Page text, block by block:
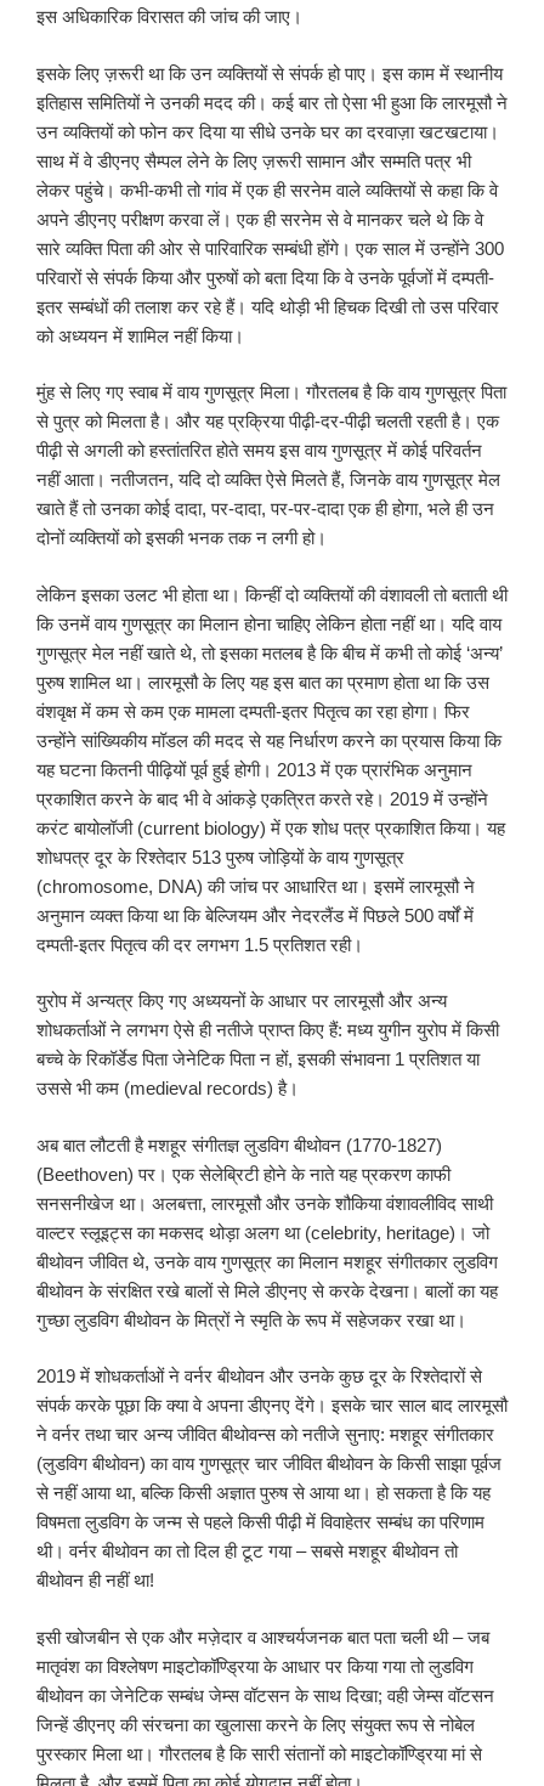
इस अधिकारिक विरासत की जांच की जाए।
इसके लिए ज़रूरी था कि उन व्यक्तियों से संपर्क हो पाए। इस काम में स्थानीय
इतिहास समितियों ने उनकी मदद की। कई बार तो ऐसा भी हुआ कि लारमूसौ ने
उन व्यक्तियों को फोन कर दिया या सीधे उनके घर का दरवाज़ा खटखटाया।
साथ में वे डीएनए सैम्पल लेने के लिए ज़रूरी सामान और सम्मति पत्र भी
लेकर पहुंचे। कभी-कभी तो गांव में एक ही सरनेम वाले व्यक्तियों से कहा कि वे
अपने डीएनए परीक्षण करवा लें। एक ही सरनेम से वे मानकर चले थे कि वे
सारे व्यक्ति पिता की ओर से पारिवारिक सम्बंधी होंगे। एक साल में उन्होंने 300
परिवारों से संपर्क किया और पुरुषों को बता दिया कि वे उनके पूर्वजों में दम्पती-
इतर सम्बंधों की तलाश कर रहे हैं। यदि थोड़ी भी हिचक दिखी तो उस परिवार
को अध्ययन में शामिल नहीं किया।
मुंह से लिए गए स्वाब में वाय गुणसूत्र मिला। गौरतलब है कि वाय गुणसूत्र पिता
से पुत्र को मिलता है। और यह प्रक्रिया पीढ़ी-दर-पीढ़ी चलती रहती है। एक
पीढ़ी से अगली को हस्तांतरित होते समय इस वाय गुणसूत्र में कोई परिवर्तन
नहीं आता। नतीजतन, यदि दो व्यक्ति ऐसे मिलते हैं, जिनके वाय गुणसूत्र मेल
खाते हैं तो उनका कोई दादा, पर-दादा, पर-पर-दादा एक ही होगा, भले ही उन
दोनों व्यक्तियों को इसकी भनक तक न लगी हो।
लेकिन इसका उलट भी होता था। किन्हीं दो व्यक्तियों की वंशावली तो बताती थी
कि उनमें वाय गुणसूत्र का मिलान होना चाहिए लेकिन होता नहीं था। यदि वाय
गुणसूत्र मेल नहीं खाते थे, तो इसका मतलब है कि बीच में कभी तो कोई ‘अन्य’
पुरुष शामिल था। लारमूसौ के लिए यह इस बात का प्रमाण होता था कि उस
वंशवृक्ष में कम से कम एक मामला दम्पती-इतर पितृत्व का रहा होगा। फिर
उन्होंने सांख्यिकीय मॉडल की मदद से यह निर्धारण करने का प्रयास किया कि
यह घटना कितनी पीढ़ियों पूर्व हुई होगी। 2013 में एक प्रारंभिक अनुमान
प्रकाशित करने के बाद भी वे आंकड़े एकत्रित करते रहे। 2019 में उन्होंने
करंट बायोलॉजी (current biology) में एक शोध पत्र प्रकाशित किया। यह
शोधपत्र दूर के रिश्तेदार 513 पुरुष जोड़ियों के वाय गुणसूत्र
(chromosome, DNA) की जांच पर आधारित था। इसमें लारमूसौ ने
अनुमान व्यक्त किया था कि बेल्जियम और नेदरलैंड में पिछले 500 वर्षों में
दम्पती-इतर पितृत्व की दर लगभग 1.5 प्रतिशत रही।
युरोप में अन्यत्र किए गए अध्ययनों के आधार पर लारमूसौ और अन्य
शोधकर्ताओं ने लगभग ऐसे ही नतीजे प्राप्त किए हैं: मध्य युगीन युरोप में किसी
बच्चे के रिकॉर्डेड पिता जेनेटिक पिता न हों, इसकी संभावना 1 प्रतिशत या
उससे भी कम (medieval records) है।
अब बात लौटती है मशहूर संगीतज्ञ लुडविग बीथोवन (1770-1827)
(Beethoven) पर। एक सेलेब्रिटी होने के नाते यह प्रकरण काफी
सनसनीखेज था। अलबत्ता, लारमूसौ और उनके शौकिया वंशावलीविद साथी
वाल्टर स्लूइट्स का मकसद थोड़ा अलग था (celebrity, heritage)। जो
बीथोवन जीवित थे, उनके वाय गुणसूत्र का मिलान मशहूर संगीतकार लुडविग
बीथोवन के संरक्षित रखे बालों से मिले डीएनए से करके देखना। बालों का यह
गुच्छा लुडविग बीथोवन के मित्रों ने स्मृति के रूप में सहेजकर रखा था।
2019 में शोधकर्ताओं ने वर्नर बीथोवन और उनके कुछ दूर के रिश्तेदारों से
संपर्क करके पूछा कि क्या वे अपना डीएनए देंगे। इसके चार साल बाद लारमूसौ
ने वर्नर तथा चार अन्य जीवित बीथोवन्स को नतीजे सुनाए: मशहूर संगीतकार
(लुडविग बीथोवन) का वाय गुणसूत्र चार जीवित बीथोवन के किसी साझा पूर्वज
से नहीं आया था, बल्कि किसी अज्ञात पुरुष से आया था। हो सकता है कि यह
विषमता लुडविग के जन्म से पहले किसी पीढ़ी में विवाहेतर सम्बंध का परिणाम
थी। वर्नर बीथोवन का तो दिल ही टूट गया – सबसे मशहूर बीथोवन तो
बीथोवन ही नहीं था!
इसी खोजबीन से एक और मज़ेदार व आश्चर्यजनक बात पता चली थी – जब
मातृवंश का विश्लेषण माइटोकॉण्ड्रिया के आधार पर किया गया तो लुडविग
बीथोवन का जेनेटिक सम्बंध जेम्स वॉटसन के साथ दिखा; वही जेम्स वॉटसन
जिन्हें डीएनए की संरचना का खुलासा करने के लिए संयुक्त रूप से नोबेल
पुरस्कार मिला था। गौरतलब है कि सारी संतानों को माइटोकॉण्ड्रिया मां से